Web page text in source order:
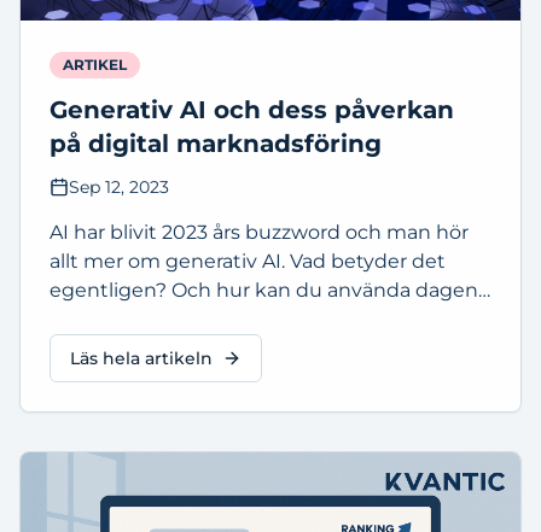
ARTIKEL
Generativ AI och dess påverkan
på digital marknadsföring
Sep 12, 2023
AI har blivit 2023 års buzzword och man hör
allt mer om generativ AI. Vad betyder det
egentligen? Och hur kan du använda dagens
effektivisera din digitala marknadsföring?
Läs hela artikeln